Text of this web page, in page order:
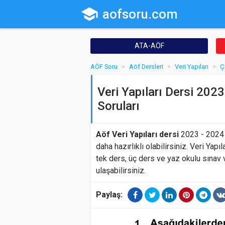
school aofsoru.com
ATA-AÖF
AÖF Soru Aöf Dersleri Veri Yapıları
Veri Yapıları Dersi
Soruları
Aöf Veri Yapıları dersi 2023 - 2024
daha hazırlıklı olabilirsiniz. Veri
tek ders, üç ders ve yaz okulu sınav
ulaşabilirsiniz.
Paylaş: